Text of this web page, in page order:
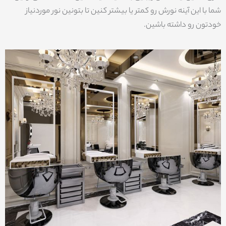
شما با این آینه نورش رو کمتر یا بیشتر کنین تا بتونین نور موردنیاز
خودتون رو داشته باشین.